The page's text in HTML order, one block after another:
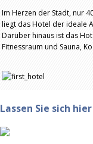
Im Herzen der Stadt, nur
liegt das Hotel der ideale
Darüber hinaus ist das
Fitnessraum und Sauna,
Lassen Sie sich